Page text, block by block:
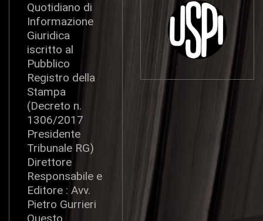
Quotidiano di
Informazione
Giuridica
iscritto al
Pubblico
Registro della
Stampa
(Decreto n.
1306/2017
Presidente
Tribunale RG)
Direttore
Responsabile e
Editore : Avv.
Pietro Gurrieri